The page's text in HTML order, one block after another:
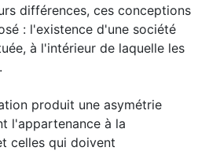
différences, ces conceptions
: l'existence d'une société
à l'intérieur de laquelle les
produit une asymétrie
l'appartenance à la
celles qui doivent